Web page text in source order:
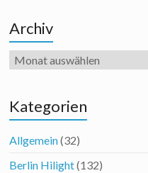
Archiv
Archiv
Kategorien
Allgemein(32)
Berlin Hilight(132)